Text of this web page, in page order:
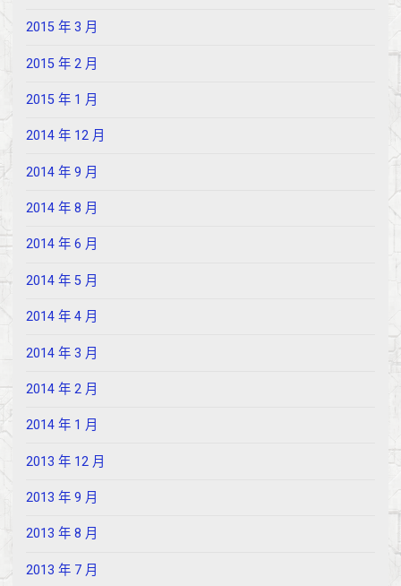
2015 年 3 月
2015 年 2 月
2015 年 1 月
2014 年 12 月
2014 年 9 月
2014 年 8 月
2014 年 6 月
2014 年 5 月
2014 年 4 月
2014 年 3 月
2014 年 2 月
2014 年 1 月
2013 年 12 月
2013 年 9 月
2013 年 8 月
2013 年 7 月